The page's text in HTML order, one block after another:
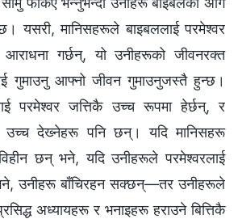
यसरी, मानिसहरूले बाइबललाई परमेश्‍वर
गर्छन्, यो उनीहरूको जीवनरक्त
गुमाउनु आफ्नो जीवन गुमाउनुजस्तै हुन्छ।
परमेश्‍वर जत्तिकै उच्च रूपमा हेर्छन्, र
उच्च देख्‍नेहरू पनि छन्। यदि मानिसहरू
छन् भने, यदि उनीहरूले परमेश्‍वरलाई
उनीहरू बाँचिरहन सक्छन्—तर उनीहरूले
अध्यायहरू र भनाइहरू हराउने बित्तिकै